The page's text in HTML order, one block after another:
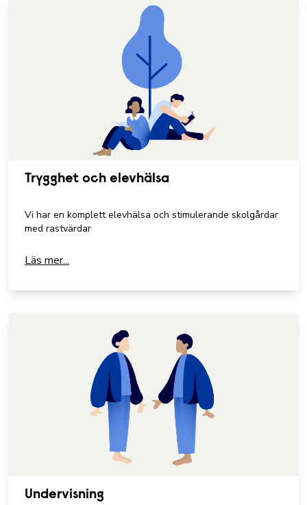
Trygghet och elevhälsa
Vi har en komplett elevhälsa och stimulerande skolgårdar
med rastvärdar
Läs mer...
Undervisning